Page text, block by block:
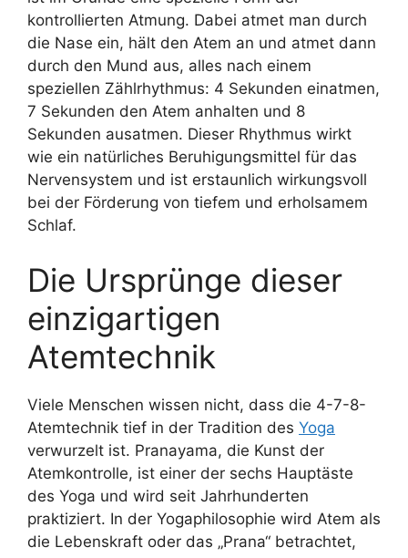
kontrollierten Atmung. Dabei atmet man durch
die Nase ein, hält den Atem an und atmet dann
durch den Mund aus, alles nach einem
speziellen Zählrhythmus: 4 Sekunden einatmen,
7 Sekunden den Atem anhalten und 8
Sekunden ausatmen. Dieser Rhythmus wirkt
wie ein natürliches Beruhigungsmittel für das
Nervensystem und ist erstaunlich wirkungsvoll
bei der Förderung von tiefem und erholsamem
Schlaf.
Die Ursprünge dieser
einzigartigen
Atemtechnik
Viele Menschen wissen nicht, dass die 4-7-8-
Atemtechnik tief in der Tradition des Yoga
verwurzelt ist. Pranayama, die Kunst der
Atemkontrolle, ist einer der sechs Hauptäste
des Yoga und wird seit Jahrhunderten
praktiziert. In der Yogaphilosophie wird Atem als
die Lebenskraft oder das „Prana“ betrachtet,